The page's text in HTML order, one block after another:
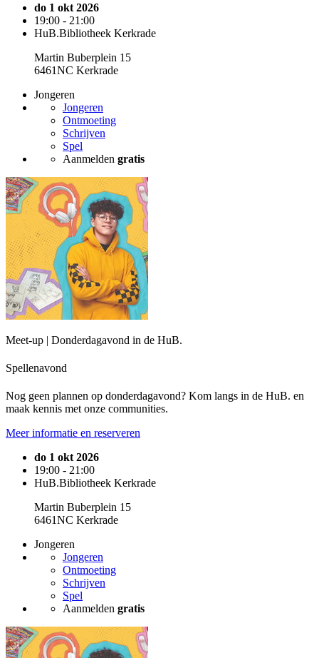
do 1 okt 2026
19:00 - 21:00
HuB.Bibliotheek Kerkrade
Martin Buberplein 15
6461NC Kerkrade
Jongeren
Jongeren
Ontmoeting
Schrijven
Spel
Aanmelden gratis
Meet-up | Donderdagavond in de HuB.
Spellenavond
Nog geen plannen op donderdagavond? Kom langs in de HuB. en
maak kennis met onze communities.
Meer informatie en reserveren
do 1 okt 2026
19:00 - 21:00
HuB.Bibliotheek Kerkrade
Martin Buberplein 15
6461NC Kerkrade
Jongeren
Jongeren
Ontmoeting
Schrijven
Spel
Aanmelden gratis